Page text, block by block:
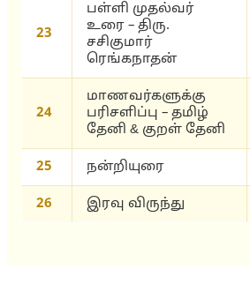
23
பள்ளி முதல்வர்
உரை – திரு.
சசிகுமார்
ரெங்கநாதன்
24
மாணவர்களுக்கு
பரிசளிப்பு – தமிழ்
தேனி & குறள் தேனி
25 நன்றியுரை
26 இரவு விருந்து